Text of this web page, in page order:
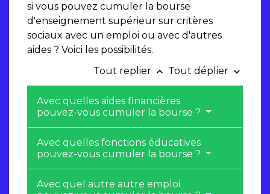
si vous pouvez cumuler la bourse
d'enseignement supérieur sur critères
sociaux avec un emploi ou avec d'autres
aides ? Voici les possibilités.
Tout replier keyboard_arrow_up Tout déplier keyboard_arrow_down
Avec quelles aides financières
pouvez-vous cumuler la bourse ?
Avec quelles fonctions éducatives
pouvez-vous cumuler la bourse ?
Avec quel autre autre emploi